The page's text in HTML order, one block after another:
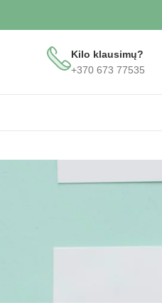
Kilo klausimų?
+370 673 77535